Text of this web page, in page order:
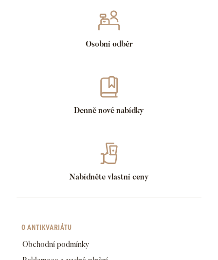
Osobní odběr
Denně nové nabídky
Nabídněte vlastní ceny
O ANTIKVARIÁTU
Obchodní podmínky